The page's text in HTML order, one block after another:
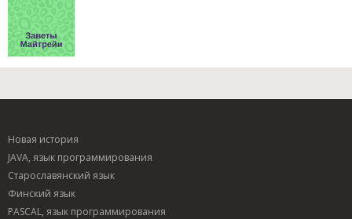
Новая история
JAVA, язык программирования
Старославянский язык
Финский язык
PASCAL, язык программирования